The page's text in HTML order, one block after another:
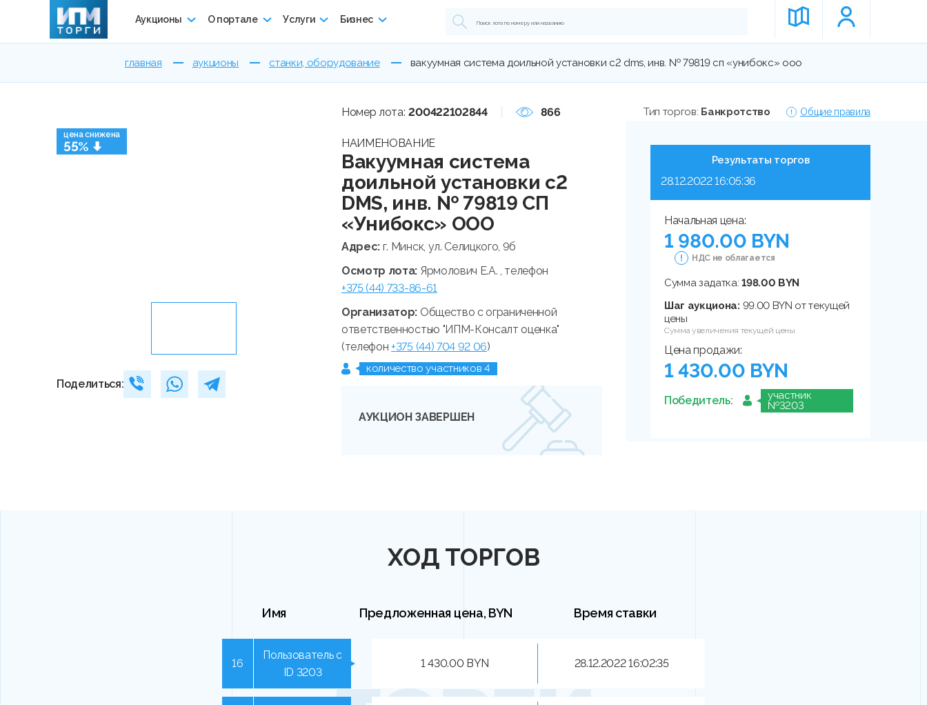
Аукционы О портале Услуги Бизнес
главная аукционы станки, оборудование вакуумная система доильной установки с2 dms, инв. № 79819 сп «унибокс» ооо
цена снижена
55%
Поделиться:
Номер лота: 200422102844 866
НАИМЕНОВАНИЕ
Вакуумная система
доильной установки с2
DMS, инв. № 79819 СП
«Унибокс» ООО
Адрес: г. Минск, ул. Селицкого, 9б
Осмотр лота: Ярмолович Е.А. , телефон
+375 (44) 733-86-61
Организатор: Общество с ограниченной
ответственностью "ИПМ-Консалт оценка"
(телефон+375 (44) 704 92 06)
количество участников 4
АУКЦИОН ЗАВЕРШЕН
Тип торгов: Банкротство Общие правила
Результаты торгов
28.12.2022 16:05:36
Начальная цена:
1 980.00 BYN
НДС не облагается
Сумма задатка:198.00 BYN
Шаг аукциона: 99.00 BYN от текущей
цены
Сумма увеличения текущей цены
Цена продажи:
1 430.00 BYN
Победитель:
участник
№3203
ХОД ТОРГОВ
Имя Предложенная цена, BYN Время ставки
16
Пользователь с
ID 3203
1 430.00 BYN 28.12.2022 16:02:35